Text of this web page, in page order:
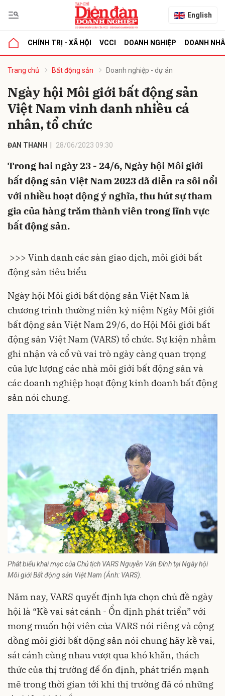
English
CHÍNH TRỊ - XÃ HỘI VCCI DOANH NGHIỆP DOANH
Trang chủ Bất động sản Doanh nghiệp - dự án
Ngày hội Môi giới bất động sản
Việt Nam vinh danh nhiều cá
nhân, tổ chức
ĐAN THANH 28/06/2023 09:30
Trong hai ngày 23 - 24/6, Ngày hội Môi giới
bất động sản Việt Nam 2023 đã diễn ra sôi nổi
với nhiều hoạt động ý nghĩa, thu hút sự tham
gia của hàng trăm thành viên trong lĩnh vực
bất động sản.
>>> Vinh danh các sàn giao dịch, môi giới bất
động sản tiêu biểu
Ngày hội Môi giới bất động sản Việt Nam là
chương trình thường niên kỷ niệm Ngày Môi giới
bất động sản Việt Nam 29/6, do Hội Môi giới bất
động sản Việt Nam (VARS) tổ chức. Sự kiện nhằm
ghi nhận và cổ vũ vai trò ngày càng quan trọng
của lực lượng các nhà môi giới bất động sản và
các doanh nghiệp hoạt động kinh doanh bất động
sản nói chung.
Phát biểu khai mạc của Chủ tịch VARS Nguyễn Văn Đính tại Ngày hội
Môi giới Bất động sản Việt Nam (Ảnh: VARS).
Năm nay, VARS quyết định lựa chọn chủ đề ngày
hội là “Kề vai sát cánh - Ổn định phát triển” với
mong muốn hội viên của VARS nói riêng và cộng
đồng môi giới bất động sản nói chung hãy kề vai,
sát cánh cùng nhau vượt qua khó khăn, thách
thức của thị trường để ổn định, phát triển mạnh
mẽ trong thời gian tới khi thị trường đã có những
luận
Hủy